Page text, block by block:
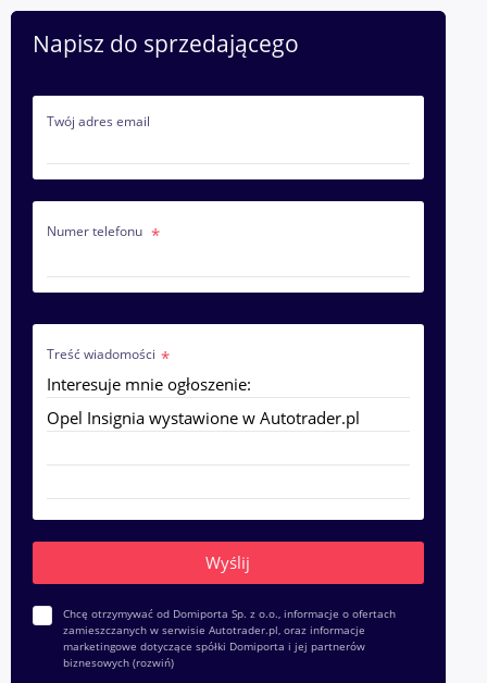
Napisz do sprzedającego
Twój adres email
Numer telefonu
Treść wiadomości
Chcę otrzymywać od Domiporta Sp. z o.o., informacje o ofertach
zamieszczanych w serwisie Autotrader.pl, oraz informacje
marketingowe dotyczące spółki Domiporta i jej partnerów
biznesowych (rozwiń)